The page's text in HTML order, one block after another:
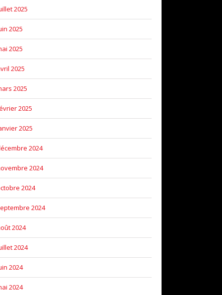
2025
2025
2025
2025
2025
2025
2025
2024
2024
2024
2024
2024
2024
2024
2024